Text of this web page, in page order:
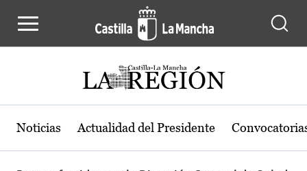
Noticias Actualidad del Presidente